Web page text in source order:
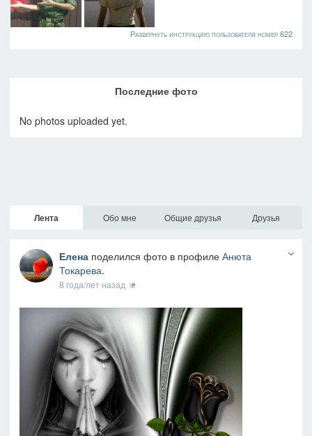
Развернуть инструкцию пользователя номер 622
Последние фото
No photos uploaded yet.
Лента Обо мне Общие друзья Друзья
Еленаподелился фото в профиле Анюта
Токарева.
8 года/лет назад